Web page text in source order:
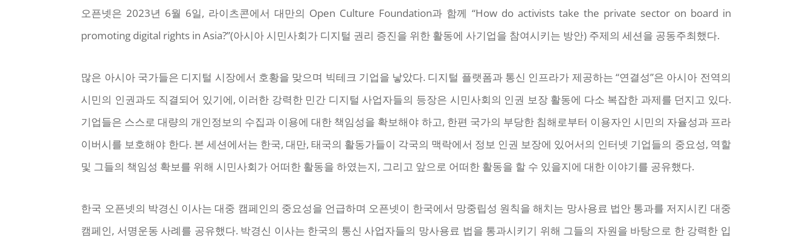
오픈넷은 2023년 6월 6일, 라이츠콘에서 대만의 Open Culture Foundation과 함께 “How do activists take the private sector on board in
promoting digital rights in Asia?”(아시아 시민사회가 디지털 권리 증진을 위한 활동에 사기업을 참여시키는 방안) 주제의 세션을 공동주최했다.
많은 아시아 국가들은 디지털 시장에서 호황을 맞으며 빅테크 기업을 낳았다. 디지털 플랫폼과 통신 인프라가 제공하는 “연결성”은 아시아 전역의
시민의 인권과도 직결되어 있기에, 이러한 강력한 민간 디지털 사업자들의 등장은 시민사회의 인권 보장 활동에 다소 복잡한 과제를 던지고 있다.
기업들은 스스로 대량의 개인정보의 수집과 이용에 대한 책임성을 확보해야 하고, 한편 국가의 부당한 침해로부터 이용자인 시민의 자율성과 프라
이버시를 보호해야 한다. 본 세션에서는 한국, 대만, 태국의 활동가들이 각국의 맥락에서 정보 인권 보장에 있어서의 인터넷 기업들의 중요성, 역할
및 그들의 책임성 확보를 위해 시민사회가 어떠한 활동을 하였는지, 그리고 앞으로 어떠한 활동을 할 수 있을지에 대한 이야기를 공유했다.
한국 오픈넷의 박경신 이사는 대중 캠페인의 중요성을 언급하며 오픈넷이 한국에서 망중립성 원칙을 해치는 망사용료 법안 통과를 저지시킨 대중
캠페인, 서명운동 사례를 공유했다. 박경신 이사는 한국의 통신 사업자들의 망사용료 법을 통과시키기 위해 그들의 자원을 바탕으로 한 강력한 입